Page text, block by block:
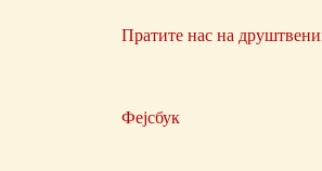
Пратите нас на
Фејсбук